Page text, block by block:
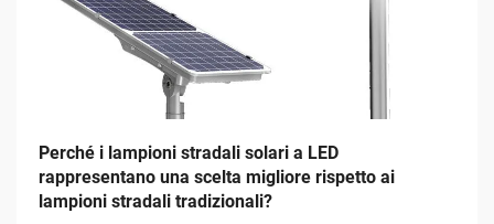
Perché i lampioni stradali solari a LED
rappresentano una scelta migliore rispetto ai
lampioni stradali tradizionali?